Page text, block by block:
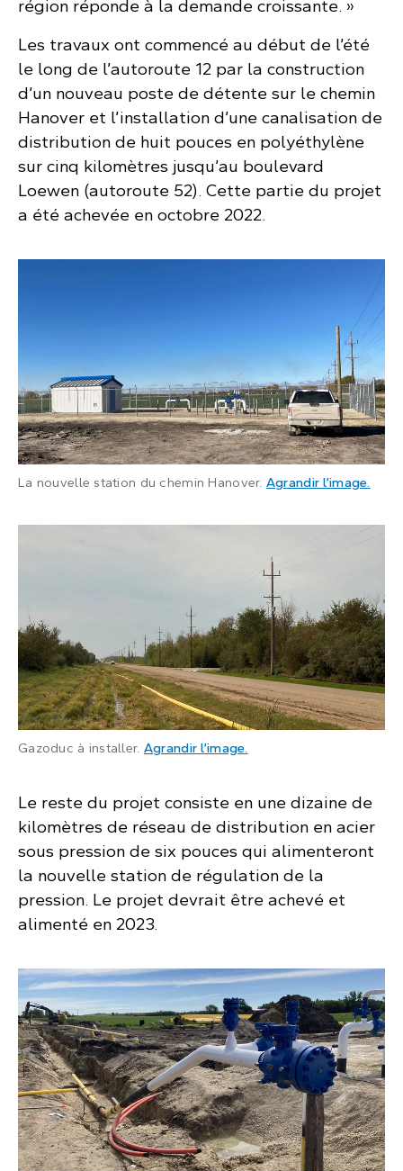
région réponde à la demande croissante. »
Les travaux ont commencé au début de l’été
le long de l’autoroute 12 par la construction
d’un nouveau poste de détente sur le chemin
Hanover et l’installation d’une canalisation de
distribution de huit pouces en polyéthylène
sur cinq kilomètres jusqu’au boulevard
Loewen (autoroute 52). Cette partie du projet
a été achevée en octobre 2022.
La nouvelle station du chemin Hanover. Agrandir l’image.
Gazoduc à installer. Agrandir l’image.
Le reste du projet consiste en une dizaine de
kilomètres de réseau de distribution en acier
sous pression de six pouces qui alimenteront
la nouvelle station de régulation de la
pression. Le projet devrait être achevé et
alimenté en 2023.